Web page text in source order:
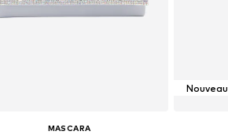
MASCARA
Nouveau